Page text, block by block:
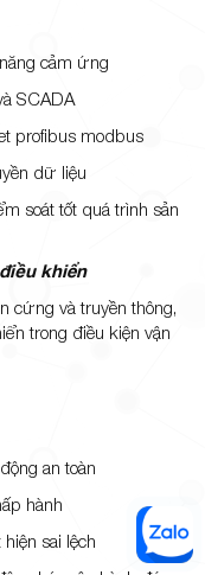
cảm ứng
SCADA
profibus modbus
dữ liệu
soát tốt quá trình sản
khiển
cứng và truyền thông,
trong điều kiện vận
an toàn
hành
sai lệch